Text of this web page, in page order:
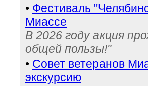
• Фестиваль
Миассе
В 2026 году акция
общей пользы!"
• Совет ветеранов
экскурсию